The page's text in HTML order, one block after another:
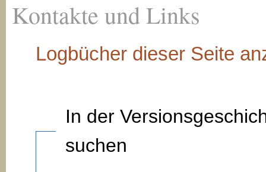
Kontakte und Links
Logbücher dieser Seite
In der
suchen